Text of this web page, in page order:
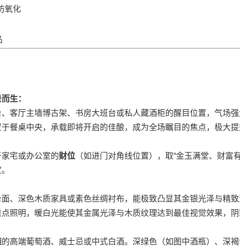
氧化
生：
客厅主墙博古架、书房大班台或私人藏酒柜的醒目位置，气场强
餐桌中央，承载即将开启的佳酿，成为全场瞩目的焦点，极大
宅或办公室的财位 （如进门对角线位置），取“金玉满堂、财富
、深色木质家具或素色丝绸衬布，能极致凸显其金银光泽与精致
照明，暖白光能使其金属光泽与木质纹理达到最佳视觉效果，阴
的高端葡萄酒、威士忌或中式白酒。深绿色（如图中酒瓶）、深